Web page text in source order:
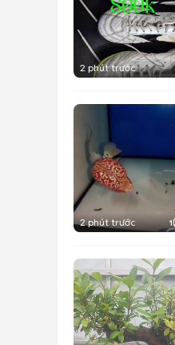
2 phút trước
2 phút trước 1